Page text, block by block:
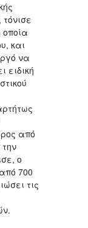
οποία
και
να
ειδική
από
ο
700
τις